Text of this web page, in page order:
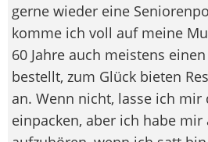
gerne wieder eine
komme ich voll auf meine
60 Jahre auch meistens
bestellt, zum Glück bieten
an. Wenn nicht, lasse ich mir
einpacken, aber ich habe